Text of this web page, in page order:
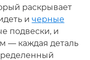
раскрывает
и черные
подвески, и
— каждая деталь